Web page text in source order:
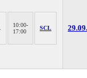
10:00-
17:00
SCL